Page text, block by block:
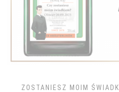
ZOSTANIESZ MOIM